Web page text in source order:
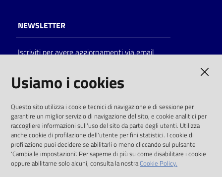
on line
Eventi
Chiedi al
bibliotecario
Avvisi
NEWSLETTER
Iscriviti per avere aggiornamenti via email
solo alle condizioni previste dalla direttiva
comunitaria 2003/98/CE e dal d.lgs. 36/2006
SOCIAL
Instagram
Usiamo i cookies
Questo sito utilizza i cookie tecnici di navigazione e di sessione per
garantire un miglior servizio di navigazione del sito, e cookie analitici per
raccogliere informazioni sull'uso del sito da parte degli utenti. Utilizza
anche cookie di profilazione dell'utente per fini statistici. I cookie di
profilazione puoi decidere se abilitarli o meno cliccando sul pulsante
'Cambia le impostazioni'. Per saperne di più su come disabilitare i cookie
oppure abilitarne solo alcuni, consulta la nostraCookie Policy.